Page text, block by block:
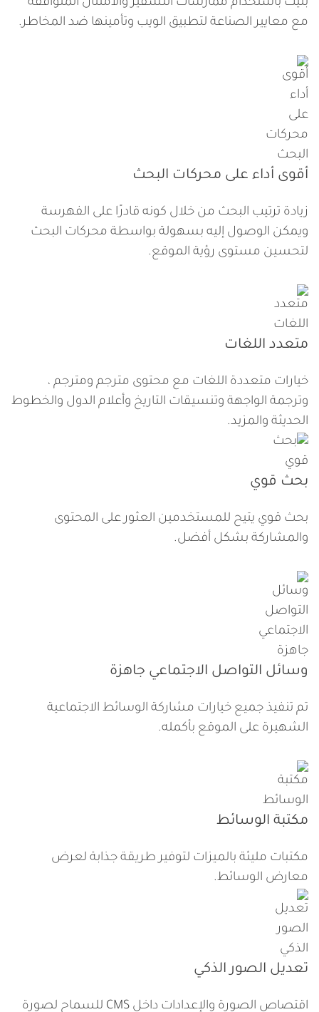
بنيت باستخدام ممارسات التشفير والامتثال المتوافقة
مع معايير الصناعة لتطبيق الويب وتأمينها ضد المخاطر.
أقوى أداء على محركات البحث
زيادة ترتيب البحث من خلال كونه قادرًا على الفهرسة
ويمكن الوصول إليه بسهولة بواسطة محركات البحث
لتحسين مستوى رؤية الموقع.
متعدد اللغات
خيارات متعددة اللغات مع محتوى مترجم ومترجم ،
وترجمة الواجهة وتنسيقات التاريخ وأعلام الدول والخطوط
الحديثة والمزيد.
بحث قوي
بحث قوي يتيح للمستخدمين العثور على المحتوى
والمشاركة بشكل أفضل.
وسائل التواصل الاجتماعي جاهزة
تم تنفيذ جميع خيارات مشاركة الوسائط الاجتماعية
الشهيرة على الموقع بأكمله.
مكتبة الوسائط
مكتبات مليئة بالميزات لتوفير طريقة جذابة لعرض
معارض الوسائط.
تعديل الصور الذكي
اقتصاص الصورة والإعدادات داخل CMS للسماح لصورة